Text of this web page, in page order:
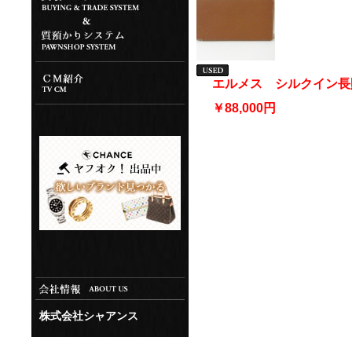
株式会社シャアンス
エルメス シルクイン長
￥88,000円